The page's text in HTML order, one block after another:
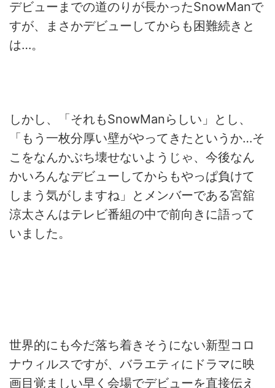
デビューまでの道のりが長かったSnowManで
すが、まさかデビューしてからも困難続きと
は…。
しかし、「それもSnowManらしい」とし、
「もう一枚分厚い壁がやってきたというか…そ
こをなんかぶち壊せないようじゃ、今後なん
かいろんなデビューしてからもやっぱ負けて
しまう気がしますね」とメンバーである宮舘
涼太さんはテレビ番組の中で前向きに語って
いました。
世界的にも今だ落ち着きそうにない新型コロ
ナウィルスですが、バラエティにドラマに映
画目覚ましい早く会場でデビューを直接伝え